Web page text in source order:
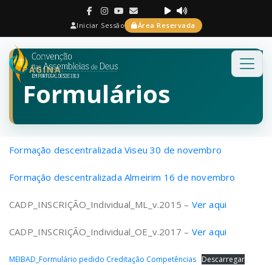
Iniciar Sessão Área Reservada
PÁGINA
Formulários
Formação descentralizada Viseu 30 de novembro
Formação descentralizada Almeirim 16 de novembro
CADP_INSCRIÇÃO_Individual_ML_v.2015 – Ver aqui
CADP_INSCRIÇÃO_Individual_OE_v.2017 – Ver aqui
MEIBAD_Formulário pedido Creditação Competências Descarregar